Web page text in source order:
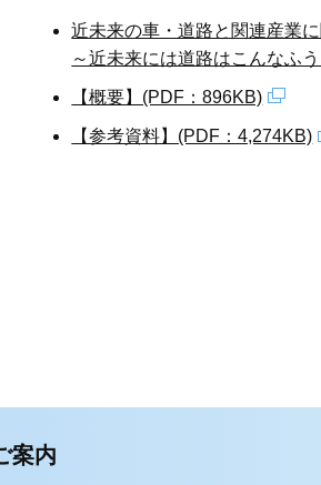
近未来の車・道路と関連産業
～近未来には道路はこんなふ
【概要】(PDF：896KB)
【参考資料】(PDF：4,274KB)
案内